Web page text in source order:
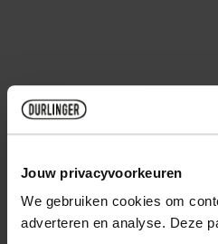
Jouw privacyvoorkeuren
We gebruiken cookies om
adverteren en analyse. Deze